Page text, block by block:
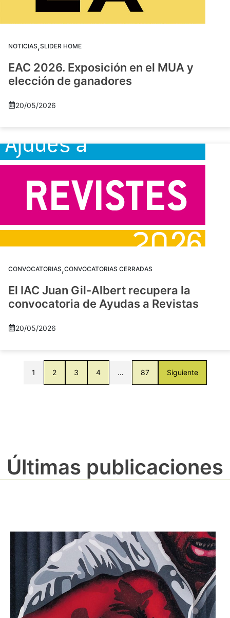
NOTICIAS,SLIDER HOME
EAC 2026. Exposición en el MUA y
elección de ganadores
20/05/2026
CONVOCATORIAS,CONVOCATORIAS CERRADAS
El IAC Juan Gil-Albert recupera la
convocatoria de Ayudas a Revistas
20/05/2026
1 2 3 4 … 87 Siguiente
Últimas publicaciones